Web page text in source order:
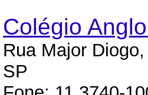
Colégio
Rua Major
SP